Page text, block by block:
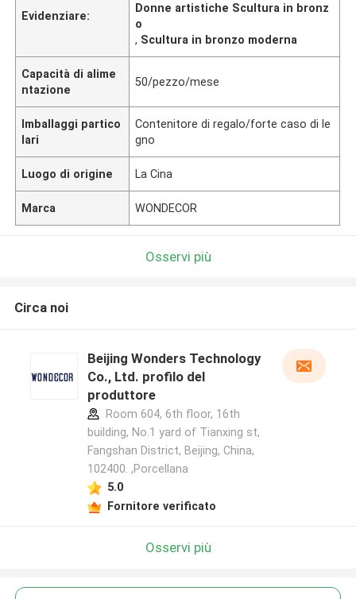
Evidenziare:
Donne artistiche Scultura in bronz
o
, Scultura in bronzo moderna
Capacità di alime
ntazione
50/pezzo/mese
Imballaggi partico
lari
Contenitore di regalo/forte caso di le
gno
Luogo di origine La Cina
Marca WONDECOR
Osservi più
Circa noi
Beijing Wonders Technology
Co., Ltd. profilo del
produttore
Room 604, 6th floor, 16th
building, No.1 yard of Tianxing st,
Fangshan District, Beijing, China,
102400. ,Porcellana
5.0
Fornitore verificato
Osservi più